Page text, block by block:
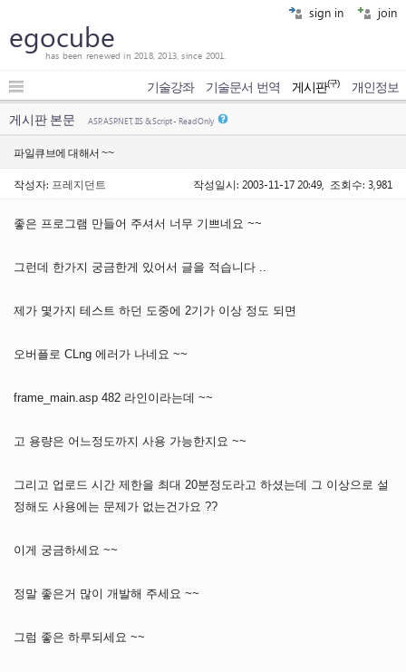
sign in join
egocube
has been renewed in 2018, 2013, since 2001.
기술강좌 기술문서 번역 게시판(구) 개인정보
게시판 본문 ASP, ASP.NET, IIS & Script - Read Only
파일큐브에 대해서 ~~
작성자: 프레지던트 작성일시: 2003-11-17 20:49, 조회수: 3,981
좋은 프로그램 만들어 주셔서 너무 기쁘네요 ~~
그런데 한가지 궁금한게 있어서 글을 적습니다 ..
제가 몇가지 테스트 하던 도중에 2기가 이상 정도 되면
오버플로 CLng 에러가 나네요 ~~
frame_main.asp 482 라인이라는데 ~~
고 용량은 어느정도까지 사용 가능한지요 ~~
그리고 업로드 시간 제한을 최대 20분정도라고 하셨는데 그 이상으로 설
정해도 사용에는 문제가 없는건가요 ??
이게 궁금하세요 ~~
정말 좋은거 많이 개발해 주세요 ~~
그럼 좋은 하루되세요 ~~